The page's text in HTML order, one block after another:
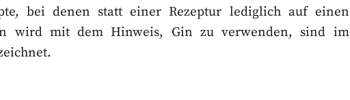
bei denen statt einer Rezeptur lediglich auf einen
wird mit dem Hinweis, Gin zu verwenden, sind im